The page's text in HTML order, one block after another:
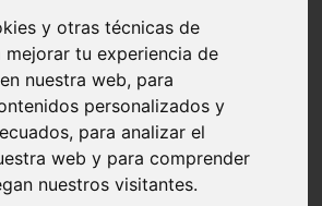
y otras técnicas de
mejorar tu experiencia de
nuestra web, para
personalizados y
para analizar el
web y para comprender
nuestros visitantes.
y Sabias que
noticias impactantes y mucho mas